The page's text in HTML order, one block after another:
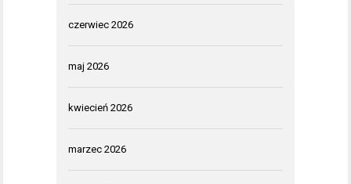
czerwiec 2026
maj 2026
kwiecień 2026
marzec 2026